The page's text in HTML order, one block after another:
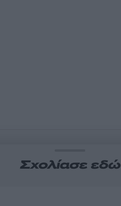
Σχολίασε εδώ